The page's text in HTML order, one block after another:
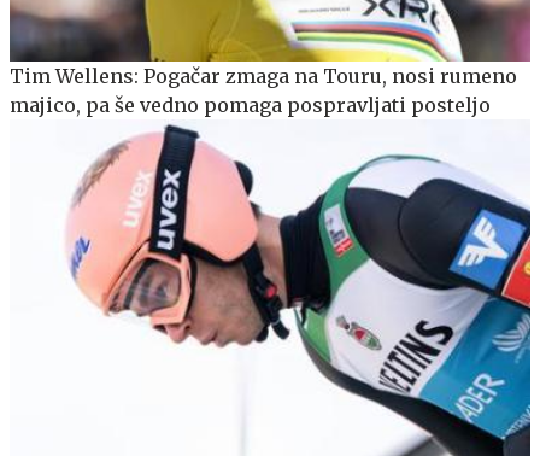
Tim Wellens: Pogačar zmaga na Touru, nosi rumeno
majico, pa še vedno pomaga pospravljati posteljo